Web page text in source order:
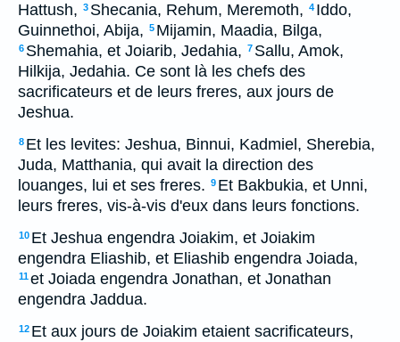
Hattush, 3 Shecania, Rehum, Meremoth, 4 Iddo,
Guinnethoi, Abija, 5 Mijamin, Maadia, Bilga,
6 Shemahia, et Joiarib, Jedahia, 7 Sallu, Amok,
Hilkija, Jedahia. Ce sont là les chefs des
sacrificateurs et de leurs freres, aux jours de
Jeshua.
8 Et les levites: Jeshua, Binnui, Kadmiel, Sherebia,
Juda, Matthania, qui avait la direction des
louanges, lui et ses freres. 9 Et Bakbukia, et Unni,
leurs freres, vis-à-vis d'eux dans leurs fonctions.
10 Et Jeshua engendra Joiakim, et Joiakim
engendra Eliashib, et Eliashib engendra Joiada,
11et Joiada engendra Jonathan, et Jonathan
engendra Jaddua.
12 Et aux jours de Joiakim etaient sacrificateurs,